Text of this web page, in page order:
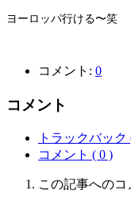
ヨーロッパ行ける〜笑
コメント: 0
コメント
トラックバック
コメント ( 0 )
この記事へのコ